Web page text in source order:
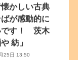
かしい古典
が感動的に
です！ 茨木
紡」
25日 13:50